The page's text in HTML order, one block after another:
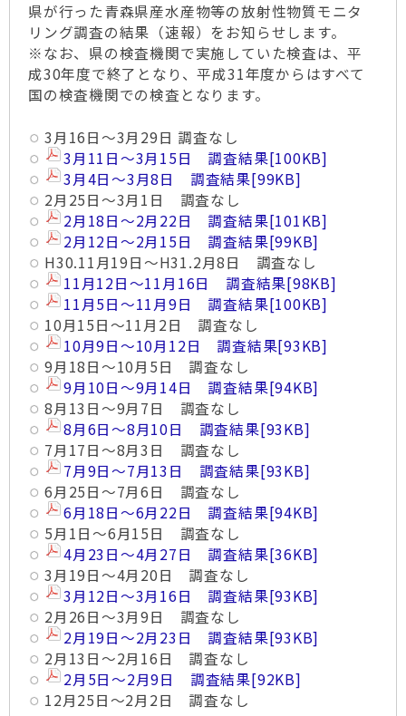
県が行った青森県産水産物等の放射性物質モニタ
リング調査の結果（速報）をお知らせします。
※なお、県の検査機関で実施していた検査は、平
成30年度で終了となり、平成31年度からはすべて
国の検査機関での検査となります。
3月16日～3月29日 調査なし
3月11日～3月15日 調査結果[100KB]
3月4日～3月8日 調査結果[99KB]
2月25日～3月1日 調査なし
2月18日～2月22日 調査結果[101KB]
2月12日～2月15日 調査結果[99KB]
H30.11月19日～H31.2月8日 調査なし
11月12日～11月16日 調査結果[98KB]
11月5日～11月9日 調査結果[100KB]
10月15日～11月2日 調査なし
10月9日～10月12日 調査結果[93KB]
9月18日～10月5日 調査なし
9月10日～9月14日 調査結果[94KB]
8月13日～9月7日 調査なし
8月6日～8月10日 調査結果[93KB]
7月17日～8月3日 調査なし
7月9日～7月13日 調査結果[93KB]
6月25日～7月6日 調査なし
6月18日～6月22日 調査結果[94KB]
5月1日～6月15日 調査なし
4月23日～4月27日 調査結果[36KB]
3月19日～4月20日 調査なし
3月12日～3月16日 調査結果[93KB]
2月26日～3月9日 調査なし
2月19日～2月23日 調査結果[93KB]
2月13日～2月16日 調査なし
2月5日～2月9日 調査結果[92KB]
12月25日～2月2日 調査なし